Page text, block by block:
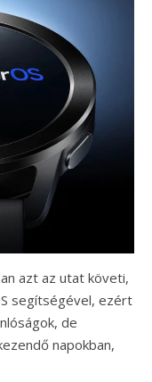
azt az utat követi,
segítségével, ezért
de
napokban,